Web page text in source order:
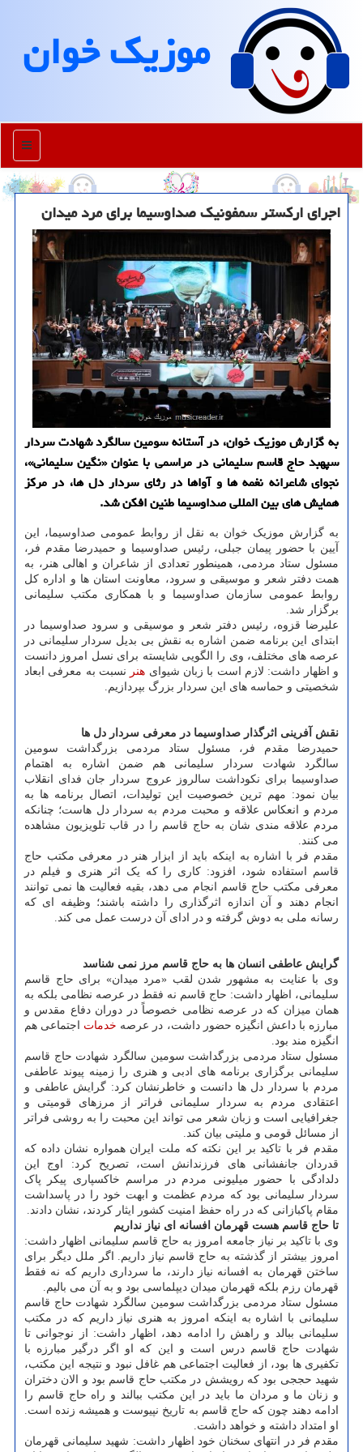
موزیك خوان
منو
اجرای ارکستر سمفونیک صداوسیما برای مرد میدان
به گزارش موزیک خوان، در آستانه سومین سالگرد شهادت سردار
سپهبد حاج قاسم سلیمانی در مراسمی با عنوان «نگین سلیمانی»،
نجوای شاعرانه نغمه ها و آواها در رثای سردار دل ها، در مرکز
همایش های بین المللی صداوسیما طنین افکن شد.
به گزارش موزیک خوان به نقل از روابط عمومی صداوسیما، این
آیین با حضور پیمان جبلی، رئیس صداوسیما و حمیدرضا مقدم فر،
مسئول ستاد مردمی، همینطور تعدادی از شاعران و اهالی هنر، به
همت دفتر شعر و موسیقی و سرود، معاونت استان ها و اداره کل
روابط عمومی سازمان صداوسیما و با همکاری مکتب سلیمانی
برگزار شد.
علیرضا قزوه، رئیس دفتر شعر و موسیقی و سرود صداوسیما در
ابتدای این برنامه ضمن اشاره به نقش بی بدیل سردار سلیمانی در
عرصه های مختلف، وی را الگویی شایسته برای نسل امروز دانست
و اظهار داشت: لازم است با زبان شیوای هنر نسبت به معرفی ابعاد
شخصیتی و حماسه های این سردار بزرگ بپردازیم.
نقش آفرینی اثرگذار صداوسیما در معرفی سردار دل ها
حمیدرضا مقدم فر، مسئول ستاد مردمی بزرگداشت سومین
سالگرد شهادت سردار سلیمانی هم ضمن اشاره به اهتمام
صداوسیما برای نکوداشت سالروز عروج سردار جان فدای انقلاب
بیان نمود: مهم ترین خصوصیت این تولیدات، اتصال برنامه ها به
مردم و انعکاس علاقه و محبت مردم به سردار دل هاست؛ چنانکه
مردم علاقه مندی شان به حاج قاسم را در قاب تلویزیون مشاهده
می کنند.
مقدم فر با اشاره به اینکه باید از ابزار هنر در معرفی مکتب حاج
قاسم استفاده شود، افزود: کاری را که یک اثر هنری و فیلم در
معرفی مکتب حاج قاسم انجام می دهد، بقیه فعالیت ها نمی توانند
انجام دهند و آن اندازه اثرگذاری را داشته باشند؛ وظیفه ای که
رسانه ملی به دوش گرفته و در ادای آن درست عمل می کند.
گرایش عاطفی انسان ها به حاج قاسم مرز نمی شناسد
وی با عنایت به مشهور شدن لقب «مرد میدان» برای حاج قاسم
سلیمانی، اظهار داشت: حاج قاسم نه فقط در عرصه نظامی بلکه به
همان میزان که در عرصه نظامی خصوصاً در دوران دفاع مقدس و
مبارزه با داعش انگیزه حضور داشت، در عرصه خدمات اجتماعی هم
انگیزه مند بود.
مسئول ستاد مردمی بزرگداشت سومین سالگرد شهادت حاج قاسم
سلیمانی برگزاری برنامه های ادبی و هنری را زمینه پیوند عاطفی
مردم با سردار دل ها دانست و خاطرنشان کرد: گرایش عاطفی و
اعتقادی مردم به سردار سلیمانی فراتر از مرزهای قومیتی و
جغرافیایی است و زبان شعر می تواند این محبت را به روشی فراتر
از مسائل قومی و ملیتی بیان کند.
مقدم فر با تاکید بر این نکته که ملت ایران همواره نشان داده که
قدردان جانفشانی های فرزندانش است، تصریح کرد: اوج این
دلدادگی با حضور میلیونی مردم در مراسم خاکسپاری پیکر پاک
سردار سلیمانی بود که مردم عظمت و ابهت خود را در پاسداشت
مقام پاکبازانی که در راه حفظ امنیت کشور ایثار کردند، نشان دادند.
تا حاج قاسم هست قهرمان افسانه ای نیاز نداریم
وی با تاکید بر نیاز جامعه امروز به حاج قاسم سلیمانی اظهار داشت:
امروز بیشتر از گذشته به حاج قاسم نیاز داریم. اگر ملل دیگر برای
ساختن قهرمان به افسانه نیاز دارند، ما سرداری داریم که نه فقط
قهرمان رزم بلکه قهرمان میدان دیپلماسی بود و به آن می بالیم.
مسئول ستاد مردمی بزرگداشت سومین سالگرد شهادت حاج قاسم
سلیمانی با اشاره به اینکه امروز به هنری نیاز داریم که در مکتب
سلیمانی ببالد و راهش را ادامه دهد، اظهار داشت: از نوجوانی تا
شهادت حاج قاسم درس است و این که او اگر درگیر مبارزه با
تکفیری ها بود، از فعالیت اجتماعی هم غافل نبود و نتیجه این مکتب،
شهید حججی بود که رویشش در مکتب حاج قاسم بود و الان دختران
و زنان ما و مردان ما باید در این مکتب ببالند و راه حاج قاسم را
ادامه دهند چون که حاج قاسم به تاریخ نپیوست و همیشه زنده است.
او امتداد داشته و خواهد داشت.
مقدم فر در انتهای سخنان خود اظهار داشت: شهید سلیمانی قهرمان